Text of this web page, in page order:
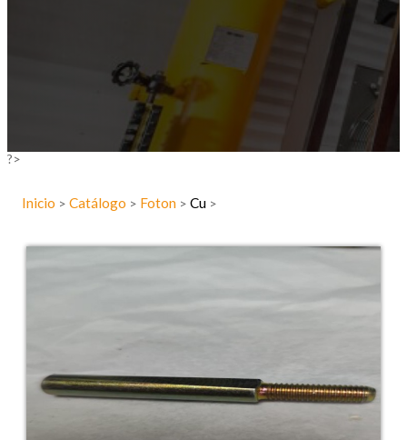
?>
Inicio > Catálogo > Foton > Cu >